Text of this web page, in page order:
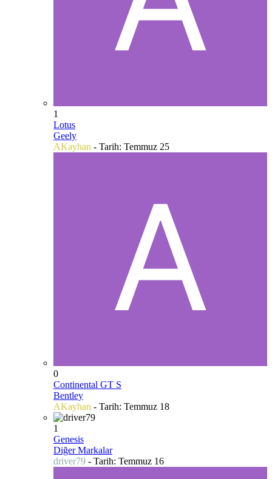
1
Lotus
Geely
AKayhan - Tarih: Temmuz 25
0
Continental GT S
Bentley
AKayhan - Tarih: Temmuz 18
1
Genesis
Diğer Markalar
driver79 - Tarih: Temmuz 16